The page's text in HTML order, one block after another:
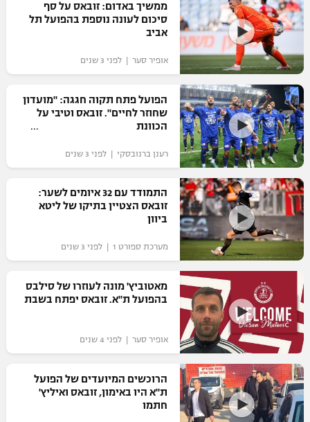
ממשיך באדום: זובאס על סף
סיכום לעונה נוספת בהפועל תל
אביב
אופיר סער | לפני 3 שנים
הפועל פתח תקוה חגגה: "מועדון
שחוזר לחיים". זובאס וטיבי על
הכוונת
רענן ברנובסקי | לפני 3 שנים
התמודד עם 32 איומים לשער:
זובאס הצטיין בתיקו של ליטא
ביוון
מערכת ספורט 1 | לפני 3 שנים
מאטוביץ' מונה לעוזרו של סילבס
בהפועל ת"א. זובאס יפתח בשבת
אופיר סער | לפני 4 שנים
הרוכשים המיועדים של הפועל
ת"א היו באימון, זובאס ואיליץ'
חתמו